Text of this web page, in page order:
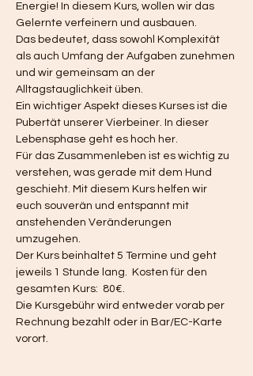
Energie! In diesem Kurs, wollen wir das
Gelernte verfeinern und ausbauen.
Das bedeutet, dass sowohl Komplexität
als auch Umfang der Aufgaben zunehmen
und wir gemeinsam an der
Alltagstauglichkeit üben.
Ein wichtiger Aspekt dieses Kurses ist die
Pubertät unserer Vierbeiner. In dieser
Lebensphase geht es hoch her.
Für das Zusammenleben ist es wichtig zu
verstehen, was gerade mit dem Hund
geschieht. Mit diesem Kurs helfen wir
euch souverän und entspannt mit
anstehenden Veränderungen
umzugehen.
Der Kurs beinhaltet 5 Termine und geht
jeweils 1 Stunde lang.  Kosten für den
gesamten Kurs:  80€.
Die Kursgebühr wird entweder vorab per
Rechnung bezahlt oder in Bar/EC-Karte
vorort.